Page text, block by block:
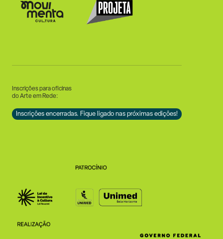
Inscrições para oficinas
do Arte em Rede:
Inscrições encerradas. Fique ligado nas próximas edições!